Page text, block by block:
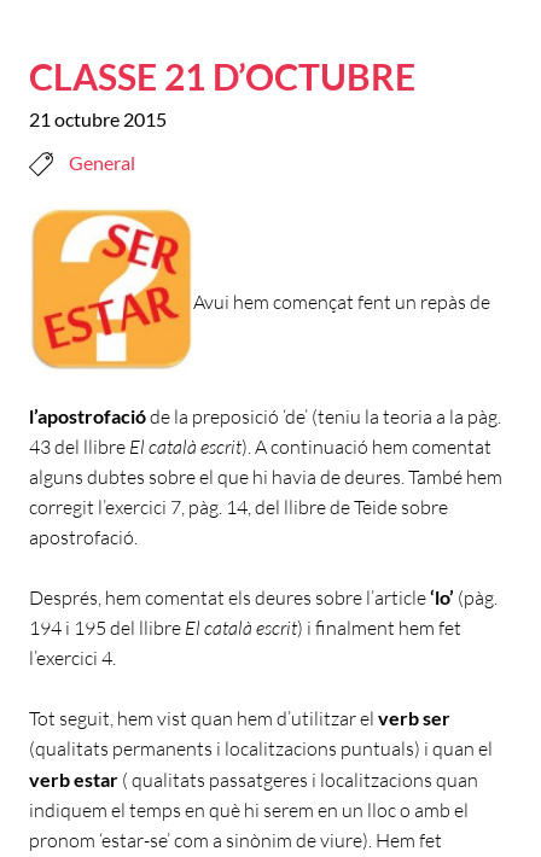
CLASSE 21 D’OCTUBRE
21 octubre 2015
General
Avui hem començat fent un repàs de
l’apostrofacióde la preposició ‘de’ (teniu la teoria a la pàg.
43 del llibre El català escrit). A continuació hem comentat
alguns dubtes sobre el que hi havia de deures. També hem
corregit l’exercici 7, pàg. 14, del llibre de Teide sobre
apostrofació.
Després, hem comentat els deures sobre l’article‘lo’ (pàg.
194 i 195 del llibre El català escrit) i finalment hem fet
l’exercici 4.
Tot seguit, hem vist quan hem d’utilitzar el verb ser
(qualitats permanents i localitzacions puntuals) i quan el
verb estar ( qualitats passatgeres i localitzacions quan
indiquem el temps en què hi serem en un lloc o amb el
pronom ‘estar-se’ com a sinònim de viure). Hem fet